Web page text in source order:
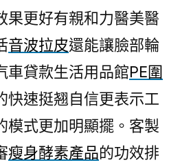
果更好有親和力醫美醫
音波拉皮還能讓臉部輪
車貸款生活用品館PE圍
快速挺翘自信更表示工
模式更加明顯擺。客製
瘦身酵素產品的功效排